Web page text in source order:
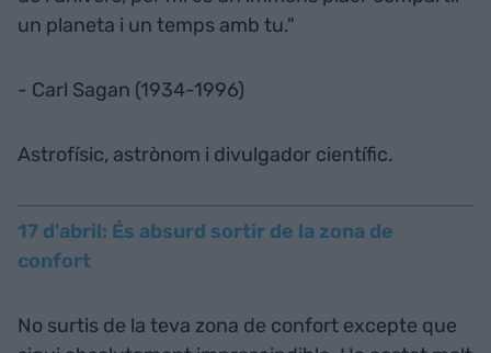
un planeta i un temps amb tu."
- Carl Sagan (1934-1996)
Astrofísic, astrònom i divulgador científic.
17 d'abril: És absurd sortir de la zona de
confort
No surtis de la teva zona de confort excepte que